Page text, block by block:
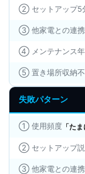
② セットアップ5
③ 他家電との連携
④ メンテナンス年
⑤ 置き場所収納不
失敗パターン
① 使用頻度 「た
② セットアップ
③ 他家電との連携